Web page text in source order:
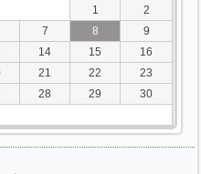
1
2
7 8
9
14 15
16
21 22
23
28 29
30